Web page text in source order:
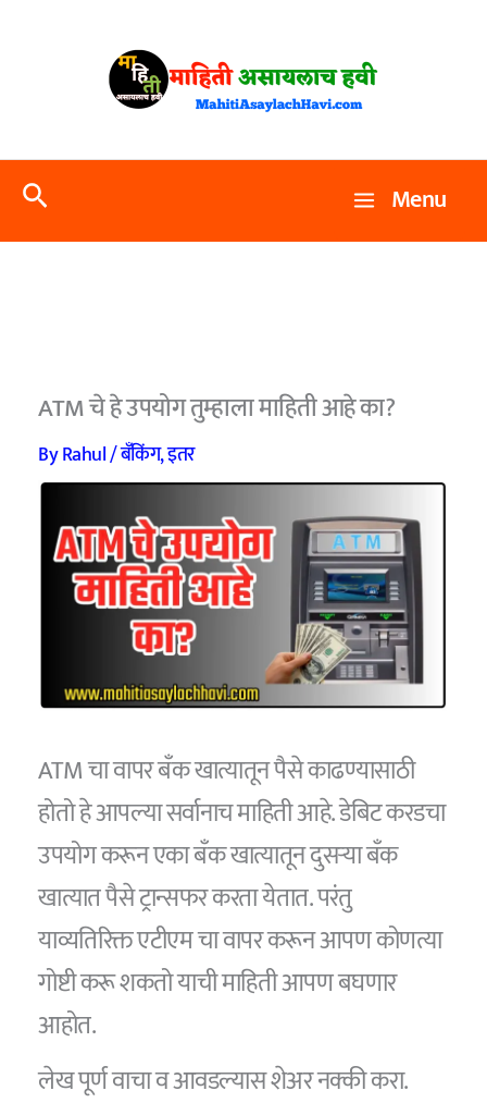
Search Menu
ATM चे हे उपयोग तुम्हाला माहिती आहे का?
ByRahul/बँकिंग,इतर
ATM चा वापर बँक खात्यातून पैसे काढण्यासाठी
होतो हे आपल्या सर्वानाच माहिती आहे. डेबिट करडचा
उपयोग करून एका बँक खात्यातून दुसऱ्या बँक
खात्यात पैसे ट्रान्सफर करता येतात. परंतु
याव्यतिरिक्त एटीएम चा वापर करून आपण कोणत्या
गोष्टी करू शकतो याची माहिती आपण बघणार
आहोत.
लेख पूर्ण वाचा व आवडल्यास शेअर नक्की करा.